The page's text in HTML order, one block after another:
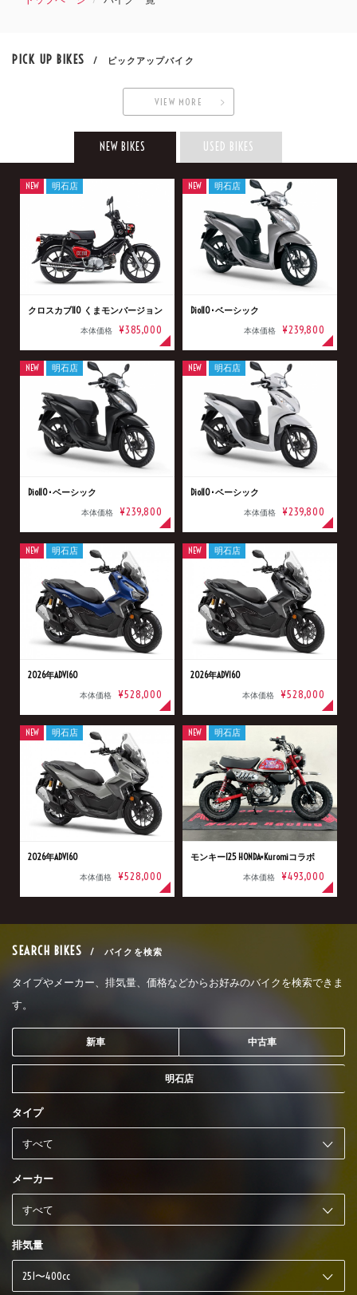
PICK UP BIKES / ピックアップバイク
VIEW MORE
NEW BIKES USED BIKES
クロスカブ110 くまモンバージョン
本体価格 ¥385,000
NEW 明石店
Dio110･ベーシック
本体価格 ¥239,800
NEW 明石店
Dio110･ベーシック
本体価格 ¥239,800
NEW 明石店
Dio110･ベーシック
本体価格 ¥239,800
NEW 明石店
2026年ADV160
本体価格 ¥528,000
NEW 明石店
2026年ADV160
本体価格 ¥528,000
NEW 明石店
2026年ADV160
本体価格 ¥528,000
NEW 明石店
モンキー125 HONDA×Kuromiコラボ
本体価格 ¥493,000
NEW 明石店
SEARCH BIKES / バイクを検索
タイプやメーカー、排気量、価格などからお好みのバイクを検索できま
す。
新車 中古車
明石店
タイプ
メーカー
排気量